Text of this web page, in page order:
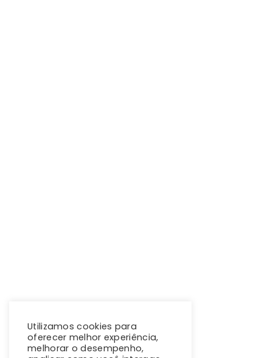
Utilizamos cookies para
oferecer melhor experiência,
melhorar o desempenho,